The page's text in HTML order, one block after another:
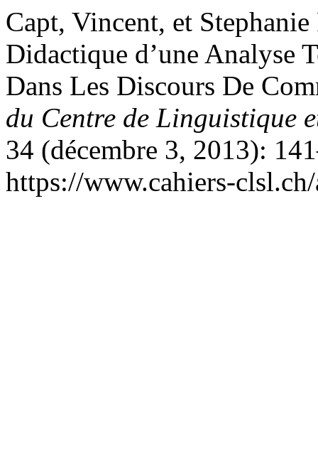
Capt, Vincent, et
Didactique d’une Analyse
Dans Les Discours De
du Centre de Linguistique
34 (décembre 3, 2013):
https://www.cahiers-